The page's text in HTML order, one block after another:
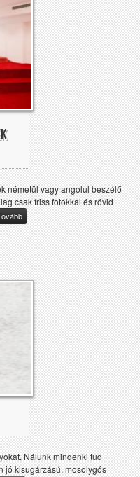
németül vagy angolul beszélő
csak friss fotókkal és rövid
Nálunk mindenki tud
jó kisugárzású, mosolygós